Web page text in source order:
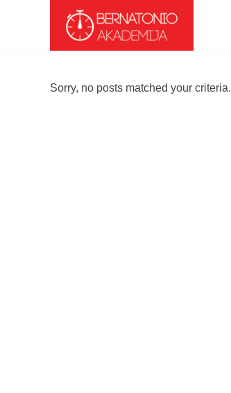
Sorry, no posts matched your criteria.